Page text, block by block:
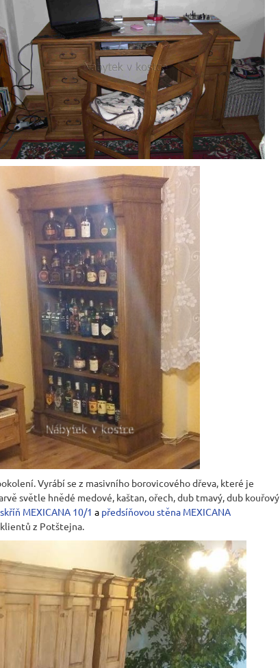
Vyrábí se z masivního borovicového dřeva, které je
světle hnědé medové, kaštan, ořech, dub tmavý, dub kouřový
skříň MEXICANA 10/1 a předsíňovou stěna MEXICANA
z Potštejna.